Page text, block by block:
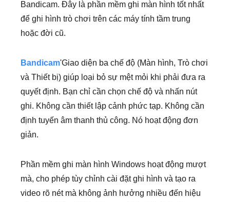
Bandicam. Đây là phần mềm ghi màn hình tốt nhất
để ghi hình trò chơi trên các máy tính tầm trung
hoặc đời cũ.
Bandicam'Giao diện ba chế độ (Màn hình, Trò chơi
và Thiết bị) giúp loại bỏ sự mệt mỏi khi phải đưa ra
quyết định. Bạn chỉ cần chọn chế độ và nhấn nút
ghi. Không cần thiết lập cảnh phức tạp. Không cần
định tuyến âm thanh thủ công. Nó hoạt động đơn
giản.
Phần mềm ghi màn hình Windows hoạt động mượt
mà, cho phép tùy chỉnh cài đặt ghi hình và tạo ra
video rõ nét mà không ảnh hưởng nhiều đến hiệu